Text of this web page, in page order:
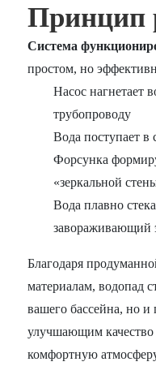
Принцип
Система
простом, но
Насос нагнетает
трубопроводу
Вода поступает
Форсунка
«зеркальной
Вода плавно
завораживающий
Благодаря
материалам, водопад
вашего бассейна, но
улучшающим
комфортную